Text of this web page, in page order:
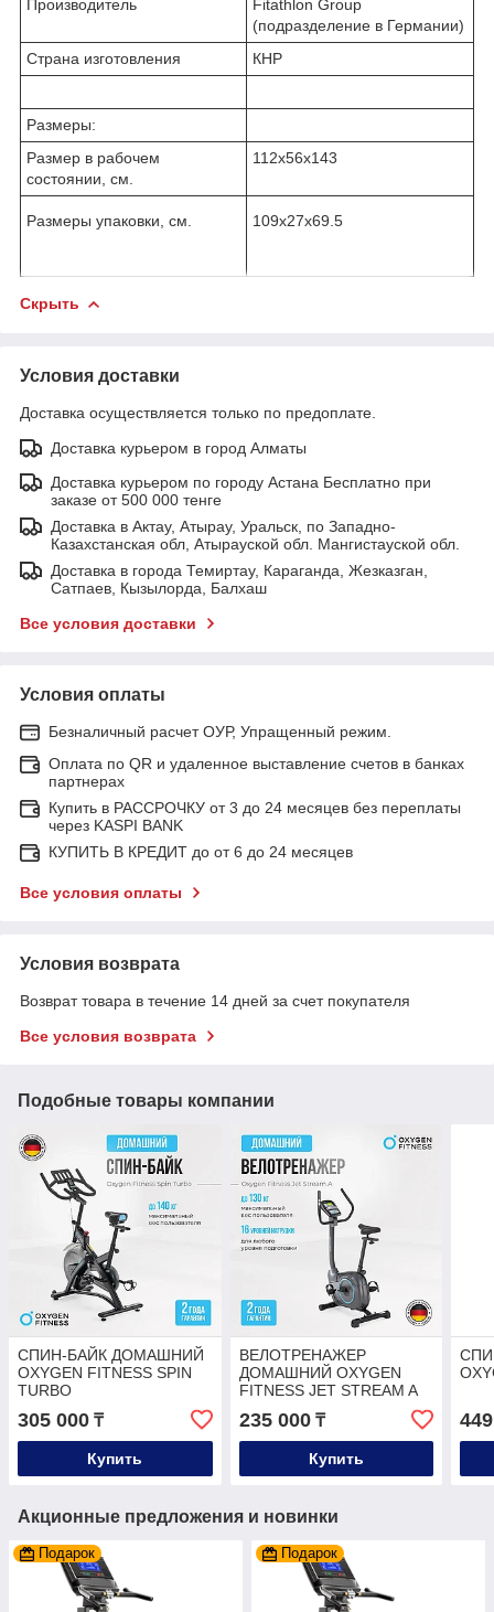
Производитель
Fitathlon Group
(подразделение в Германии)
Страна изготовления
КНР
Размеры:
Размер в рабочем
состоянии, см.
112х56x143
Размеры упаковки, см. 109х27x69.5
Скрыть
Условия доставки
Доставка осуществляется только по предоплате.
Доставка курьером в город Алматы
Доставка курьером по городу Астана Бесплатно при
заказе от 500 000 тенге
Доставка в Актау, Атырау, Уральск, по Западно-
Казахстанская обл, Атырауской обл. Мангистауской обл.
Доставка в города Темиртау, Караганда, Жезказган,
Сатпаев, Кызылорда, Балхаш
Все условия доставки
Условия оплаты
Безналичный расчет ОУР, Упращенный режим.
Оплата по QR и удаленное выставление счетов в банках
партнерах
Купить в РАССРОЧКУ от 3 до 24 месяцев без переплаты
через KASPI BANK
КУПИТЬ В КРЕДИТ до от 6 до 24 месяцев
Все условия оплаты
Условия возврата
Возврат товара в течение 14 дней за счет покупателя
Все условия возврата
Подобные товары компании
СПИН-БАЙК ДОМАШНИЙ
OXYGEN FITNESS SPIN
TURBO
305 000 ₸
Купить
ВЕЛОТРЕНАЖЕР
ДОМАШНИЙ OXYGEN
FITNESS JET STREAM A
235 000₸
Купить
Акционные предложения и новинки
Подарок Подарок